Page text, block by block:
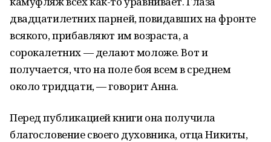
двадцатилетних парней, повидавших на фронте
всякого, прибавляют им возраста, а
сорокалетних — делают моложе. Вот и
получается, что на поле боя всем в среднем
около тридцати, — говорит Анна.
Перед публикацией книги она получила
благословение своего духовника, отца Никиты,